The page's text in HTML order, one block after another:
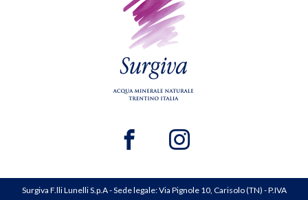
Surgiva F.lli Lunelli S.p.A - Sede legale: Via Pignole 10, Carisolo (TN) - P.IVA